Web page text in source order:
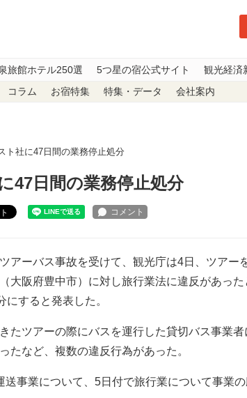
旅館ホテル250選 5つ星の宿公式サイト 観光経済
コラム お宿特集 特集・データ 会社案内
ト社に47日間の業務停止処分
47日間の業務停止処分
アーバス事故を受けて、観光庁は4日、ツアー
大阪府豊中市）に対し旅行業法に違反があった
すると発表した。
たツアーの際にバスを運行した貸切バス事業者
たなど、複数の違反行為があった。
事業について、5日付で旅行業について事業の